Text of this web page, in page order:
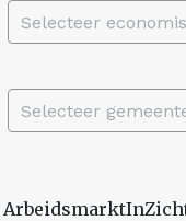
Selecteer
Selecteer